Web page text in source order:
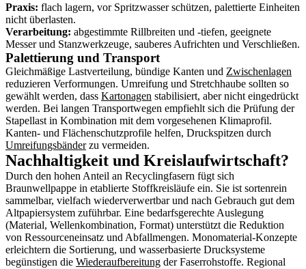
Praxis: flach lagern, vor Spritzwasser schützen, palettierte Einheiten
nicht überlasten.
Verarbeitung: abgestimmte Rillbreiten und -tiefen, geeignete
Messer und Stanzwerkzeuge, sauberes Aufrichten und Verschließen.
Palettierung und Transport
Gleichmäßige Lastverteilung, bündige Kanten und Zwischenlagen
reduzieren Verformungen. Umreifung und Stretchhaube sollten so
gewählt werden, dass Kartonagen stabilisiert, aber nicht eingedrückt
werden. Bei langen Transportwegen empfiehlt sich die Prüfung der
Stapellast in Kombination mit dem vorgesehenen Klimaprofil.
Kanten- und Flächenschutzprofile helfen, Druckspitzen durch
Umreifungsbänderzu vermeiden.
Nachhaltigkeit und Kreislaufwirtschaft?
Durch den hohen Anteil an Recyclingfasern fügt sich
Braunwellpappe in etablierte Stoffkreisläufe ein. Sie ist sortenrein
sammelbar, vielfach wiederverwertbar und nach Gebrauch gut dem
Altpapiersystem zuführbar. Eine bedarfsgerechte Auslegung
(Material, Wellenkombination, Format) unterstützt die Reduktion
von Ressourceneinsatz und Abfallmengen. Monomaterial-Konzepte
erleichtern die Sortierung, und wasserbasierte Drucksysteme
begünstigen die Wiederaufbereitung der Faserrohstoffe. Regional